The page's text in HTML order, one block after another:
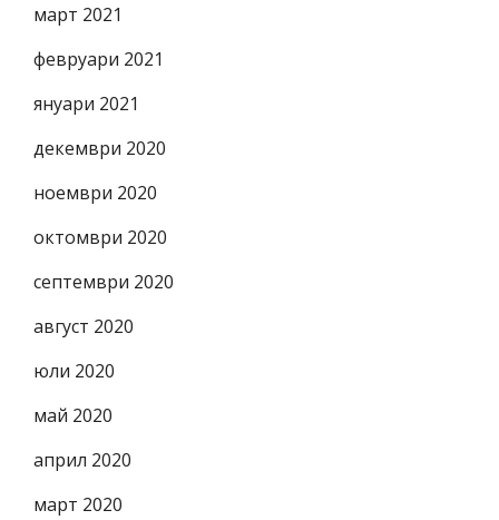
март 2021
февруари 2021
януари 2021
декември 2020
ноември 2020
октомври 2020
септември 2020
август 2020
юли 2020
май 2020
април 2020
март 2020